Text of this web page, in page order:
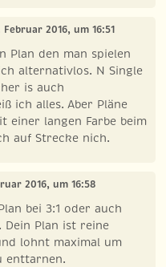
Februar 2016, um 16:51
Plan den man spielen
alternativlos. N Single
is auch
ich alles. Aber Pläne
einer langen Farbe beim
auf Strecke nich.
2016, um 16:58
bei 3:1 oder auch
Dein Plan ist reine
lohnt maximal um
enttarnen.